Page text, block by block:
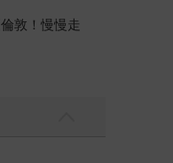
敦！慢慢走